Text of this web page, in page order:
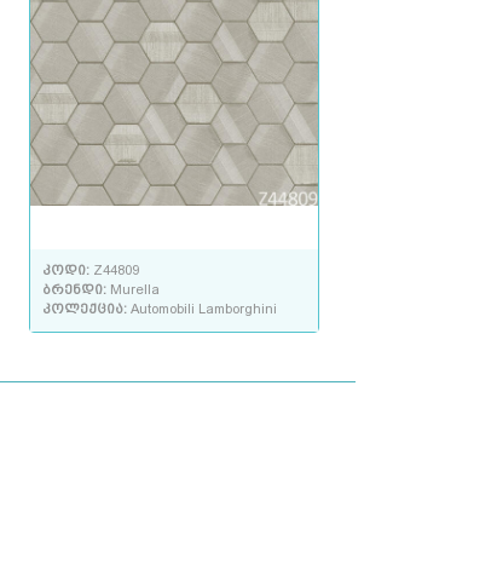
კოდი: Z44809
ბრენდი: Murella
კოლექცია: Automobili Lamborghini